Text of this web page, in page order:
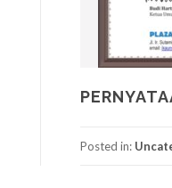
Posted in: